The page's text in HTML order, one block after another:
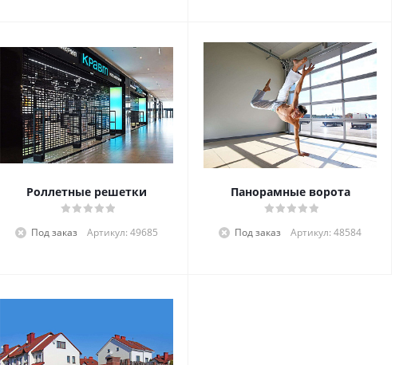
Роллетные решетки
Под заказ Артикул: 49685
Панорамные ворота
Под заказ Артикул: 48584